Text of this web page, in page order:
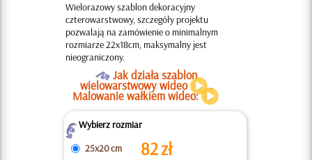
Wielorazowy szablon dekoracyjny
czterowarstwowy, szczegóły projektu
pozwalają na zamówienie o minimalnym
rozmiarze 22x18cm, maksymalny jest
nieograniczony.
O Jak działa szablon
wielowarstwowy wideo .
Malowanie wałkiem wideo:
ZWybierz rozmiar
25x20 cm
82zł